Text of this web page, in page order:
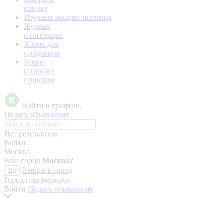
кличку
Изучаем эмоции питомца
Журнал
о питомцах
Kinpet для
продавцов
Kinpet
помогает
приютам
Войти в профиль
Подать объявление
Нет результатов
Войти
Москва
Ваш город Москва?
Да
Выбрать город
Город подтверждён
Войти Подать объявление